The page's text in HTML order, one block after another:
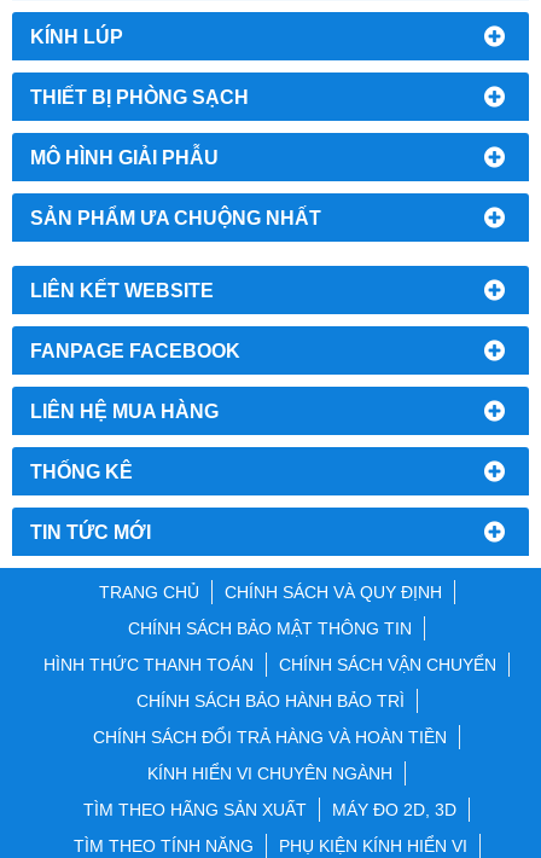
KÍNH LÚP
THIẾT BỊ PHÒNG SẠCH
MÔ HÌNH GIẢI PHẪU
SẢN PHẨM ƯA CHUỘNG NHẤT
LIÊN KẾT WEBSITE
FANPAGE FACEBOOK
LIÊN HỆ MUA HÀNG
THỐNG KÊ
TIN TỨC MỚI
TRANG CHỦ
CHÍNH SÁCH VÀ QUY ĐỊNH
CHÍNH SÁCH BẢO MẬT THÔNG TIN
HÌNH THỨC THANH TOÁN
CHÍNH SÁCH VẬN CHUYỂN
CHÍNH SÁCH BẢO HÀNH BẢO TRÌ
CHÍNH SÁCH ĐỔI TRẢ HÀNG VÀ HOÀN TIỀN
KÍNH HIỂN VI CHUYÊN NGÀNH
TÌM THEO HÃNG SẢN XUẤT
MÁY ĐO 2D, 3D
TÌM THEO TÍNH NĂNG
PHỤ KIỆN KÍNH HIỂN VI